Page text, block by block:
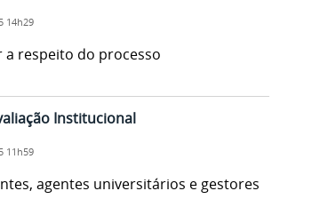
14h29
a respeito do processo
Institucional
11h59
agentes universitários e gestores